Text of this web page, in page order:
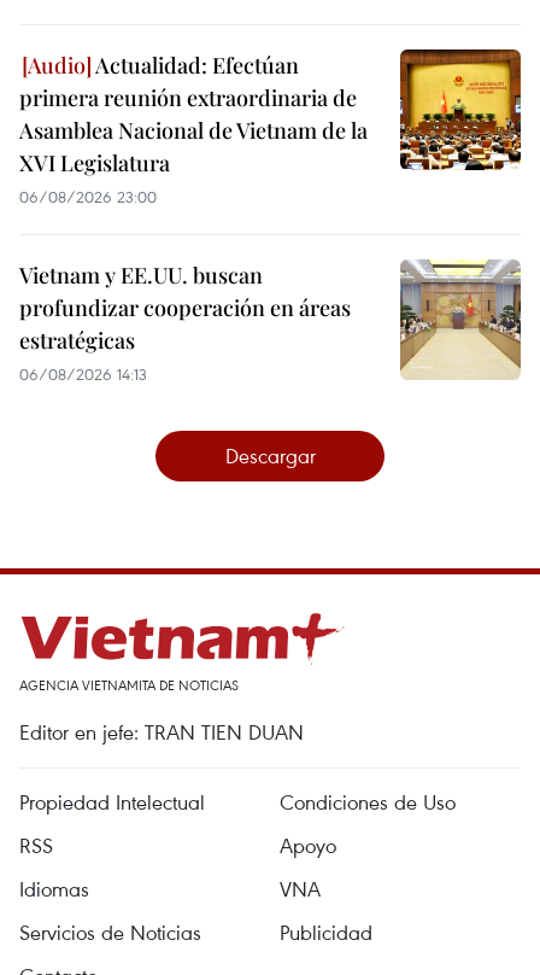
Actualidad: Efectúan
primera reunión extraordinaria de
Asamblea Nacional de Vietnam de la
XVI Legislatura
06/08/2026 23:00
Vietnam y EE.UU. buscan
profundizar cooperación en áreas
estratégicas
06/08/2026 14:13
Descargar
AGENCIA VIETNAMITA DE NOTICIAS
Editor en jefe: TRAN TIEN DUAN
Propiedad Intelectual
Condiciones de Uso
RSS
Apoyo
Idiomas
VNA
Servicios de Noticias
Publicidad